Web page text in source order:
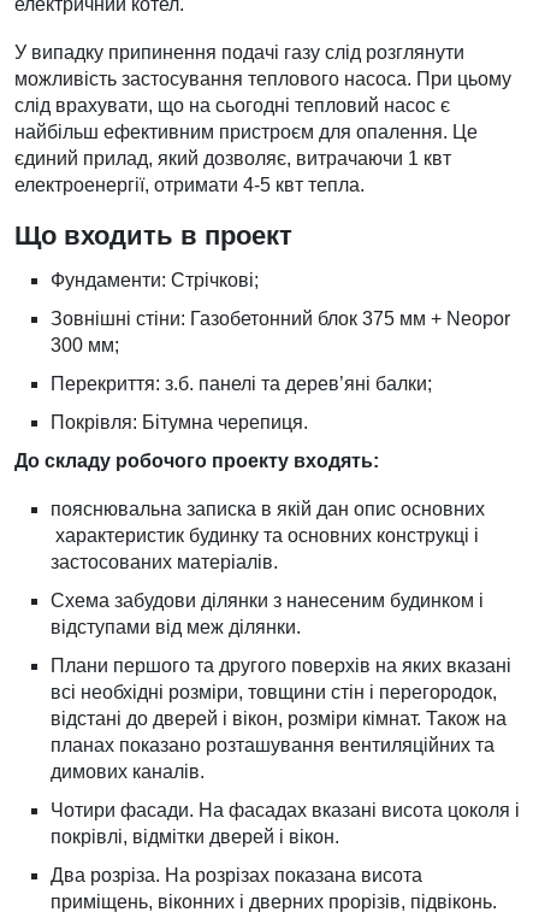
електричний котел.
У випадку припинення подачі газу слід розглянути
можливість застосування теплового насоса. При цьому
слід врахувати, що на сьогодні тепловий насос є
найбільш ефективним пристроєм для опалення. Це
єдиний прилад, який дозволяє, витрачаючи 1 квт
електроенергії, отримати 4-5 квт тепла.
Що входить в проект
Фундаменти: Стрічкові;
Зовнішні стіни: Газобетонний блок 375 мм + Neopor
300 мм;
Перекриття: з.б. панелі та дерев’яні балки;
Покрівля: Бітумна черепиця.
До складу робочого проекту входять:
пояснювальна записка в якій дан опис основних
характеристик будинку та основних конструкці і
застосованих матеріалів.
Схема забудови ділянки з нанесеним будинком і
відступами від меж ділянки.
Плани першого та другого поверхів на яких вказані
всі необхідні розміри, товщини стін і перегородок,
відстані до дверей і вікон, розміри кімнат. Також на
планах показано розташування вентиляційних та
димових каналів.
Чотири фасади. На фасадах вказані висота цоколя і
покрівлі, відмітки дверей і вікон.
Два розріза. На розрізах показана висота
приміщень, віконних і дверних прорізів, підвіконь.